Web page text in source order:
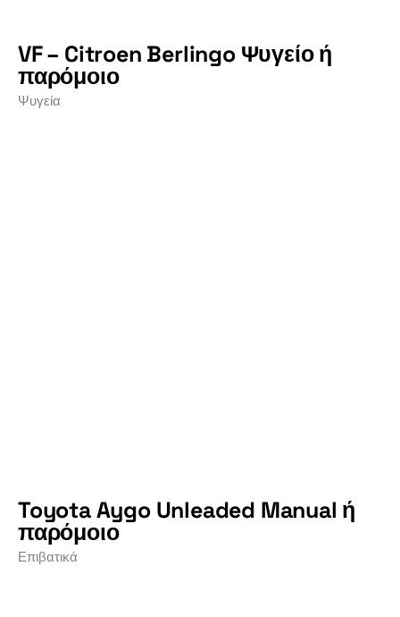
VF – Citroen Berlingo Ψυγείο ή
παρόμοιο
Ψυγεία
Toyota Aygo Unleaded Manual ή
παρόμοιο
Επιβατικά